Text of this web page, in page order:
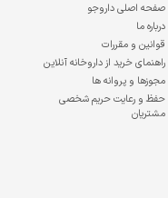
صفحه اصلیداروجو
درباره ما
قوانین و مقررات
راهنمای خرید از داروخانه آنلاین
مجوزها و پروانه ها
حفظ و رعایت حریم شخصی
مشتریان